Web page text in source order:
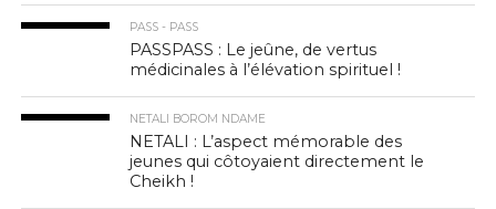
PASS - PASS
PASSPASS : Le jeûne, de vertus
médicinales à l’élévation spirituel !
NETALI BOROM NDAME
NETALI : L’aspect mémorable des
jeunes qui côtoyaient directement le
Cheikh !